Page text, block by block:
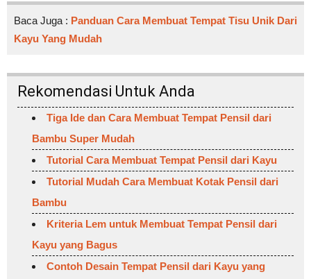
Baca Juga : Panduan Cara Membuat Tempat Tisu Unik Dari
Kayu Yang Mudah
Rekomendasi Untuk Anda
Tiga Ide dan Cara Membuat Tempat Pensil dari
Bambu Super Mudah
Tutorial Cara Membuat Tempat Pensil dari Kayu
Tutorial Mudah Cara Membuat Kotak Pensil dari
Bambu
Kriteria Lem untuk Membuat Tempat Pensil dari
Kayu yang Bagus
Contoh Desain Tempat Pensil dari Kayu yang